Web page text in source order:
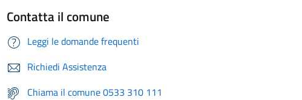
Contatta il comune
Leggi le domande frequenti
Richiedi Assistenza
Chiama il comune 0533 310 111